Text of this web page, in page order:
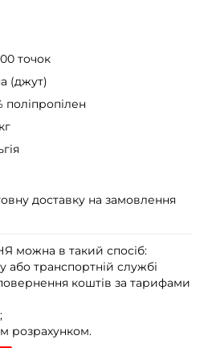
точок
(джут)
поліпропілен
доставку на замовлення
можна в такий спосіб:
або транспортній службі
коштів за тарифами
розрахунком.